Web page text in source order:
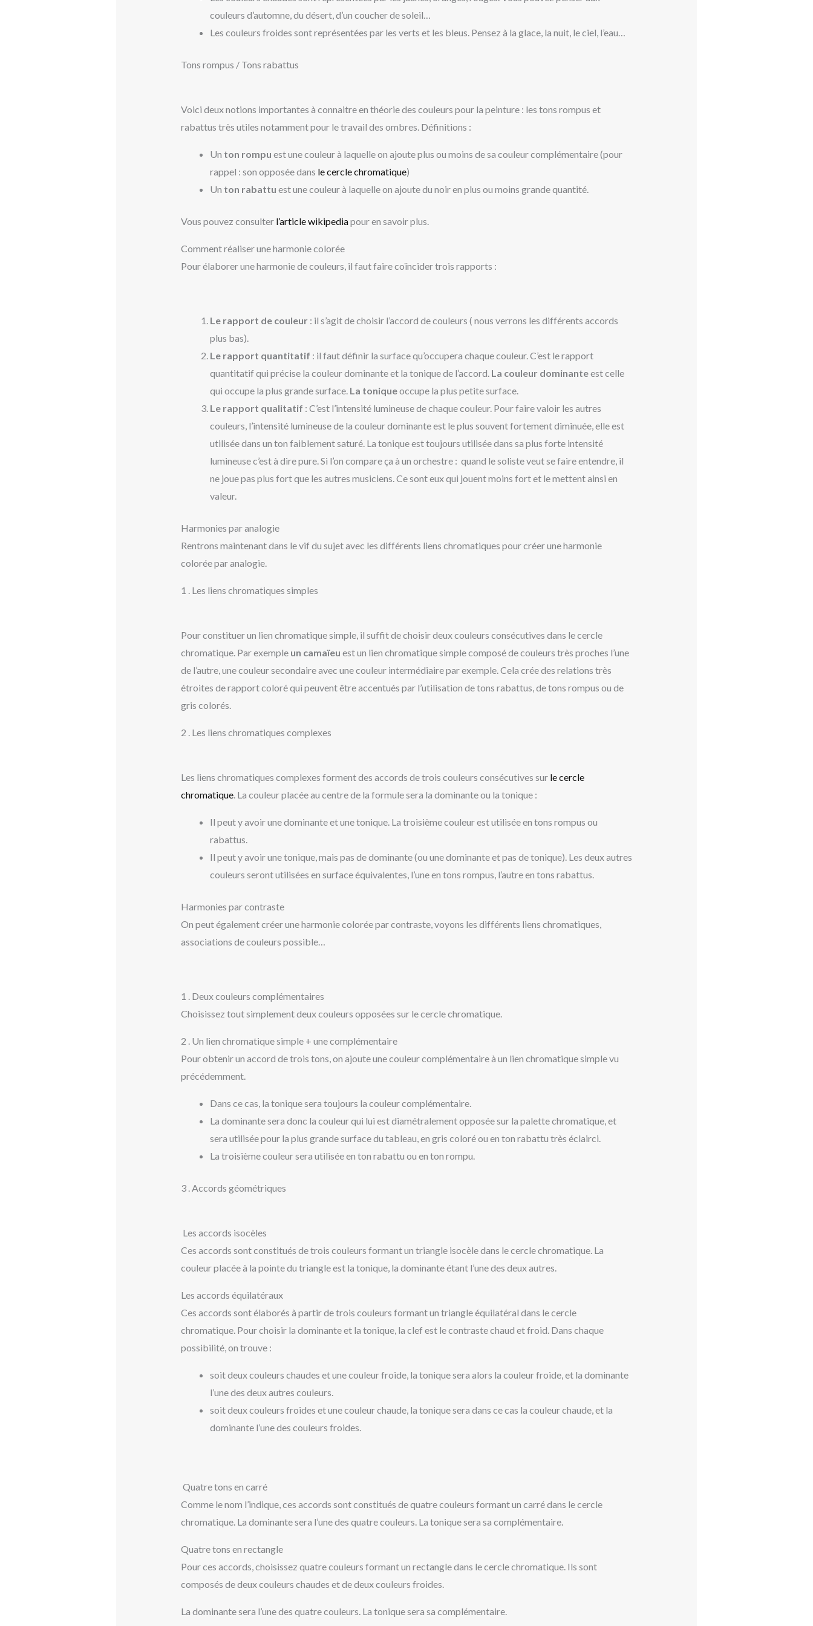
couleurs d’automne, du désert, d’un coucher de soleil…
Les couleurs froides sont représentées par les verts et les bleus. Pensez à la glace, la nuit, le ciel, l’eau…
Tons rompus / Tons rabattus
Voici deux notions importantes à connaitre en théorie des couleurs pour la peinture : les tons rompus et
rabattus très utiles notamment pour le travail des ombres. Définitions :
Un ton rompu est une couleur à laquelle on ajoute plus ou moins de sa couleur complémentaire (pour
rappel : son opposée dans le cercle chromatique)
Un ton rabattu est une couleur à laquelle on ajoute du noir en plus ou moins grande quantité.
Vous pouvez consulter l’article wikipediapour en savoir plus.
Comment réaliser une harmonie colorée
Pour élaborer une harmonie de couleurs, il faut faire coïncider trois rapports :
Le rapport de couleur : il s’agit de choisir l’accord de couleurs ( nous verrons les différents accords
plus bas).
Le rapport quantitatif : il faut définir la surface qu’occupera chaque couleur. C’est le rapport
quantitatif qui précise la couleur dominante et la tonique de l’accord. La couleur dominanteest celle
qui occupe la plus grande surface. La toniqueoccupe la plus petite surface.
Le rapport qualitatif : C’est l’intensité lumineuse de chaque couleur. Pour faire valoir les autres
couleurs, l’intensité lumineuse de la couleur dominante est le plus souvent fortement diminuée, elle est
utilisée dans un ton faiblement saturé. La tonique est toujours utilisée dans sa plus forte intensité
lumineuse c’est à dire pure. Si l’on compare ça à un orchestre : quand le soliste veut se faire entendre, il
ne joue pas plus fort que les autres musiciens. Ce sont eux qui jouent moins fort et le mettent ainsi en
valeur.
Harmonies par analogie
Rentrons maintenant dans le vif du sujet avec les différents liens chromatiques pour créer une harmonie
colorée par analogie.
1 . Les liens chromatiques simples
Pour constituer un lien chromatique simple, il suffit de choisir deux couleurs consécutives dans le cercle
chromatique. Par exemple un camaïeu est un lien chromatique simple composé de couleurs très proches l’une
de l’autre, une couleur secondaire avec une couleur intermédiaire par exemple. Cela crée des relations très
étroites de rapport coloré qui peuvent être accentués par l’utilisation de tons rabattus, de tons rompus ou de
gris colorés.
2 . Les liens chromatiques complexes
Les liens chromatiques complexes forment des accords de trois couleurs consécutives sur le cercle
chromatique. La couleur placée au centre de la formule sera la dominante ou la tonique :
Il peut y avoir une dominante et une tonique. La troisième couleur est utilisée en tons rompus ou
rabattus.
Il peut y avoir une tonique, mais pas de dominante (ou une dominante et pas de tonique). Les deux autres
couleurs seront utilisées en surface équivalentes, l’une en tons rompus, l’autre en tons rabattus.
Harmonies par contraste
On peut également créer une harmonie colorée par contraste, voyons les différents liens chromatiques,
associations de couleurs possible…
1 . Deux couleurs complémentaires
Choisissez tout simplement deux couleurs opposées sur le cercle chromatique.
2 . Un lien chromatique simple + une complémentaire
Pour obtenir un accord de trois tons, on ajoute une couleur complémentaire à un lien chromatique simple vu
précédemment.
Dans ce cas, la tonique sera toujours la couleur complémentaire.
La dominante sera donc la couleur qui lui est diamétralement opposée sur la palette chromatique, et
sera utilisée pour la plus grande surface du tableau, en gris coloré ou en ton rabattu très éclairci.
La troisième couleur sera utilisée en ton rabattu ou en ton rompu.
3 . Accords géométriques
Les accords isocèles
Ces accords sont constitués de trois couleurs formant un triangle isocèle dans le cercle chromatique. La
couleur placée à la pointe du triangle est la tonique, la dominante étant l’une des deux autres.
Les accords équilatéraux
Ces accords sont élaborés à partir de trois couleurs formant un triangle équilatéral dans le cercle
chromatique. Pour choisir la dominante et la tonique, la clef est le contraste chaud et froid. Dans chaque
possibilité, on trouve :
soit deux couleurs chaudes et une couleur froide, la tonique sera alors la couleur froide, et la dominante
l’une des deux autres couleurs.
soit deux couleurs froides et une couleur chaude, la tonique sera dans ce cas la couleur chaude, et la
dominante l’une des couleurs froides.
Quatre tons en carré
Comme le nom l’indique, ces accords sont constitués de quatre couleurs formant un carré dans le cercle
chromatique. La dominante sera l’une des quatre couleurs. La tonique sera sa complémentaire.
Quatre tons en rectangle
Pour ces accords, choisissez quatre couleurs formant un rectangle dans le cercle chromatique. Ils sont
composés de deux couleurs chaudes et de deux couleurs froides.
La dominante sera l’une des quatre couleurs. La tonique sera sa complémentaire.